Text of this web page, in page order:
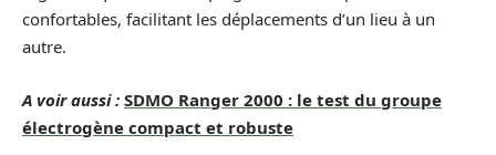
confortables, facilitant les déplacements d’un lieu à un
autre.
A voir aussi : SDMO Ranger 2000 : le test du groupe
électrogène compact et robuste